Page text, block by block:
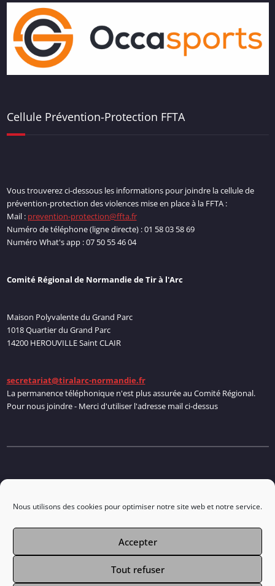
Nous utilisons des cookies pour optimiser notre site web et notre service.
Accepter
Tout refuser
Cellule Prévention-Protection FFTA
Vous trouverez ci-dessous les informations pour joindre la cellule de
prévention-protection des violences mise en place à la FFTA :
Mail : prevention-protection@ffta.fr
Numéro de téléphone (ligne directe) : 01 58 03 58 69
Numéro What's app : 07 50 55 46 04
Comité Régional de Normandie de Tir à l'Arc
Maison Polyvalente du Grand Parc
1018 Quartier du Grand Parc
14200 HEROUVILLE Saint CLAIR
secretariat@tiralarc-normandie.fr
La permanence téléphonique n'est plus assurée au Comité Régional.
Pour nous joindre - Merci d'utiliser l'adresse mail ci-dessus